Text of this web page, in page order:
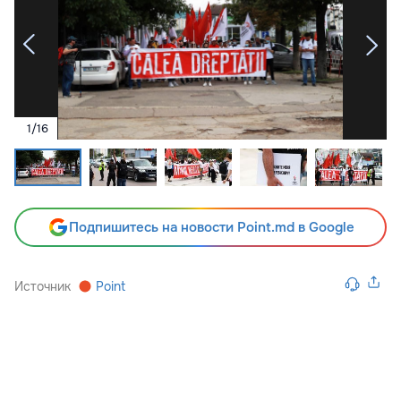
1/16
Подпишитесь на новости Point.md в Google
Источник Point